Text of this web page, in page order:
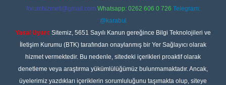
forumhizmeti@gmail.com Whatsapp: 0262 606 0 726 Telegram:
@karabul
Yasal Uyarı: Sitemiz, 5651 Sayılı Kanun gereğince Bilgi Teknolojileri ve
İletişim Kurumu (BTK) tarafından onaylanmış bir Yer Sağlayıcı olarak
hizmet vermektedir. Bu nedenle, sitedeki içerikleri proaktif olarak
denetleme veya araştırma yükümlülüğümüz bulunmamaktadır. Ancak,
üyelerimiz yazdıkları içeriklerin sorumluluğunu taşımakta olup, siteye